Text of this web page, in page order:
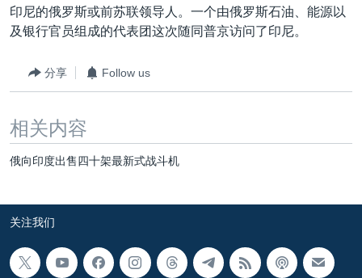
全球议题
环境
美国建国250周年
埃博拉疫情
美国之音专访
重要讲话与声明
台海两岸关系
南中国海争端
关注我们
其他语言网站
印尼的俄罗斯或前苏联领导人。一个由俄罗斯石油、能源以
及银行官员组成的代表团这次随同普京访问了印尼。
分享 Follow us
相关内容
俄向印度出售四十架最新式战斗机
关注我们